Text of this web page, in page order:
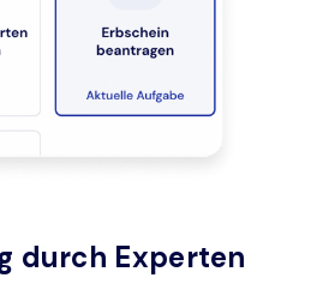
durch Experten